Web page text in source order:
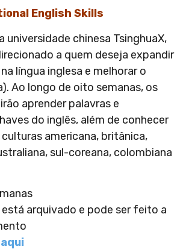
English Skills
universidade chinesa TsinghuaX,
a quem deseja expandir
língua inglesa e melhorar o
Ao longo de oito semanas, os
aprender palavras e
do inglês, além de conhecer
americana, britânica,
sul-coreana, colombiana
está arquivado e pode ser feito a